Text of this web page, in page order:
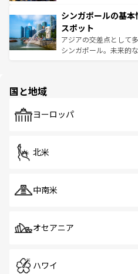
参照してほしい。
激する。気候は一年中
が待っている。親しみ
た文化、そして多様な
ける。 なお、新着の
み、どこを訪れても感
ており、効率よく見ど
うな絶景から文化的な
そう。 なお、新着の
シンガポールの基
スポット
アジアの交差点として
シンガポール。未来的
で、ホーカーズは地元
国と地域
ヨーロッパ
北米
中南米
オセアニア
ハワイ